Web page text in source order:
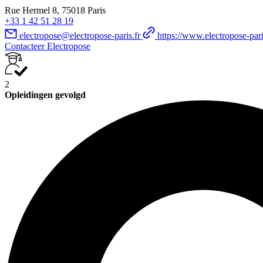
Rue Hermel 8, 75018 Paris
+33 1 42 51 28 19
electropose@electropose-paris.fr
https://www.electropose-
Contacteer Electropose
2
Opleidingen gevolgd